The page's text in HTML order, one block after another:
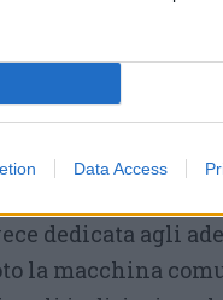
Data Access
inoltre atto della
e dei
dedicata agli
la macchina